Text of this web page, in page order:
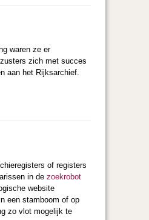
waren ze er
zich met succes
aan het Rijksarchief.
of registers
in de zoekrobot
website
een stamboom of op
zo vlot mogelijk te